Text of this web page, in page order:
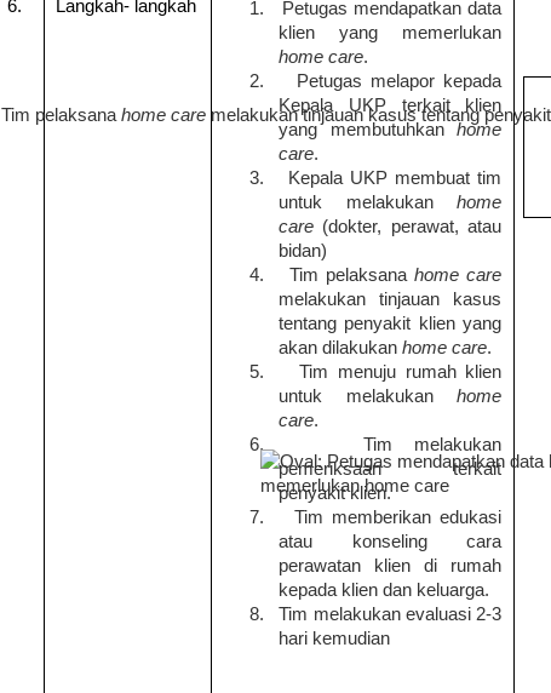
6.
Langkah- langkah 1.
Petugas mendapatkan data
klien yang memerlukan
home care.
2.
Petugas melapor kepada
Kepala UKP terkait klien
yang membutuhkanhome
care.
3.
Kepala UKP membuat tim
untuk melakukanhome
care(dokter, perawat, atau
bidan)
4.
Tim pelaksanahome care
melakukan tinjauan kasus
tentang penyakit klien yang
akan dilakukan home care.
5.
Tim menuju rumah klien
untuk melakukanhome
care.
6.
Tim melakukan
pemeriksaan terkait
penyakit klien.
7.
Tim memberikan edukasi
atau konseling cara
perawatan klien di rumah
kepada klien dan keluarga.
8.
Tim melakukan evaluasi 2-3
hari kemudian
Tim pelaksana home caremelakukan tinjauan kasus tentang